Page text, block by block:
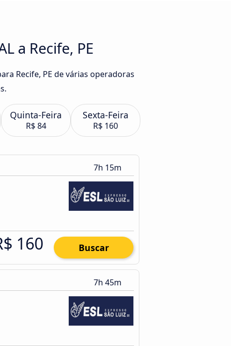
a Recife, PE
Recife, PE de várias operadoras
Quinta-Feira
R$ 84
Sexta-Feira
R$ 160
7h 15m
160 Buscar
7h 45m